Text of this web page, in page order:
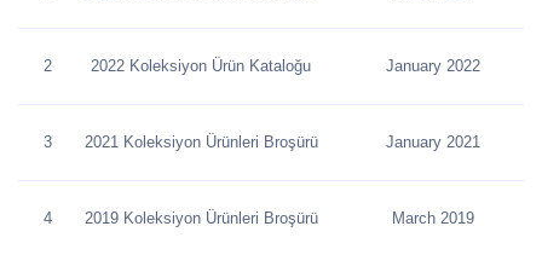
2 2022 Koleksiyon Ürün Kataloğu January 2022
3 2021 Koleksiyon Ürünleri Broşürü January 2021
4 2019 Koleksiyon Ürünleri Broşürü March 2019